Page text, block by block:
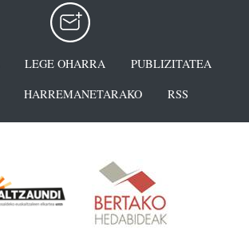
LEGE OHARRA
PUBLIZITATEA
HARREMANETARAKO RSS